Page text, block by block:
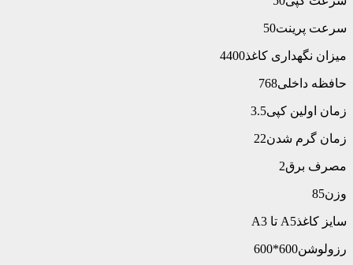
سرعت پرینت50
میزان نگهداری کاغذ4400
حافظه داخلی768
زمان اولین کپی3.5
زمان گرم شدن22
مصرف برق2
وزن85
سایز کاغذA5 تا A3
رزولوشن600*600